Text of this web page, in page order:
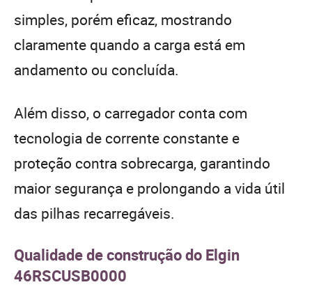
simples, porém eficaz, mostrando
claramente quando a carga está em
andamento ou concluída.
Além disso, o carregador conta com
tecnologia de corrente constante e
proteção contra sobrecarga, garantindo
maior segurança e prolongando a vida útil
das pilhas recarregáveis.
Qualidade de construção do Elgin
46RSCUSB0000